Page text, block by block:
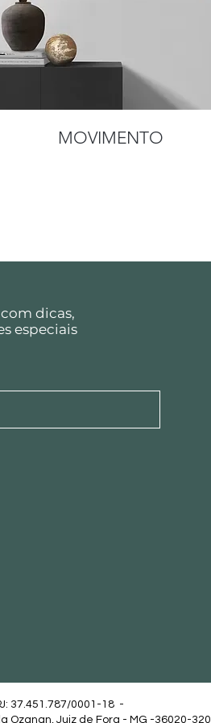
MOVIMENTO
dicas,
especiais
37.451.787/0001-18 -
Ozanan, Juiz de Fora - MG -36020-320